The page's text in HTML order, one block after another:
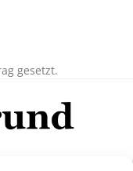
gesetzt.